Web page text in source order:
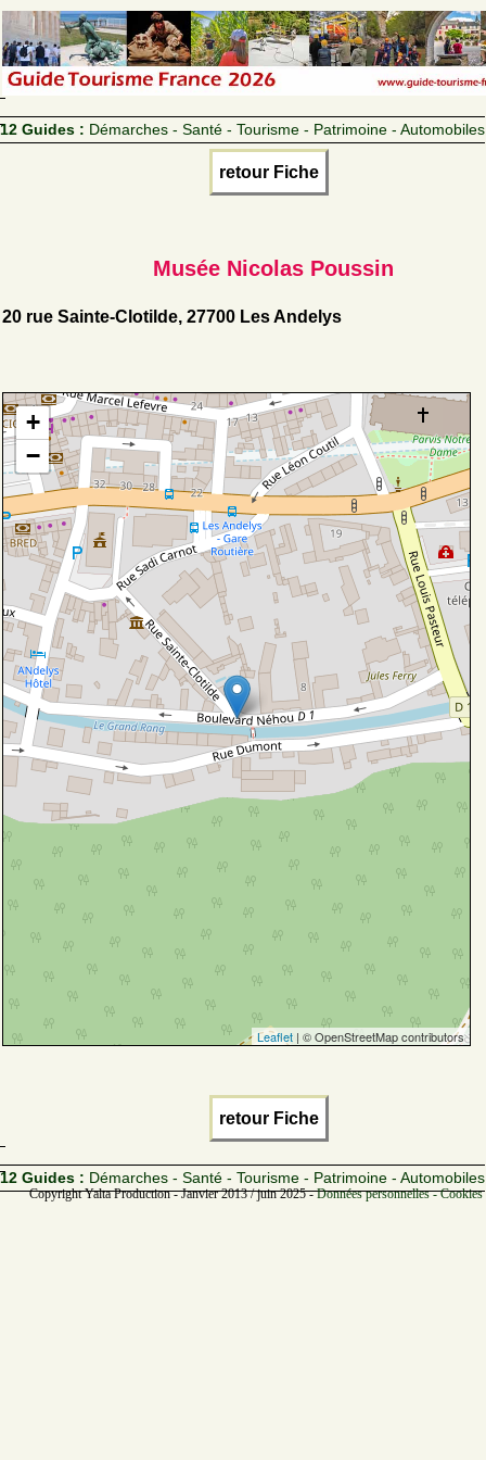
12 Guides : Démarches - Santé - Tourisme - Patrimoine - Automobiles
retour Fiche
Musée Nicolas Poussin
20 rue Sainte-Clotilde, 27700 Les Andelys
+
−
Leaflet | © OpenStreetMap contributors
retour Fiche
12 Guides : Démarches - Santé - Tourisme - Patrimoine - Automobiles
Copyright Yalta Production - Janvier 2013 / juin 2025 -Données personnelles -